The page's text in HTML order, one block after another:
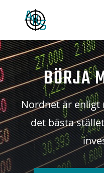
BÖRJA
Nordnet är enligt
det bästa